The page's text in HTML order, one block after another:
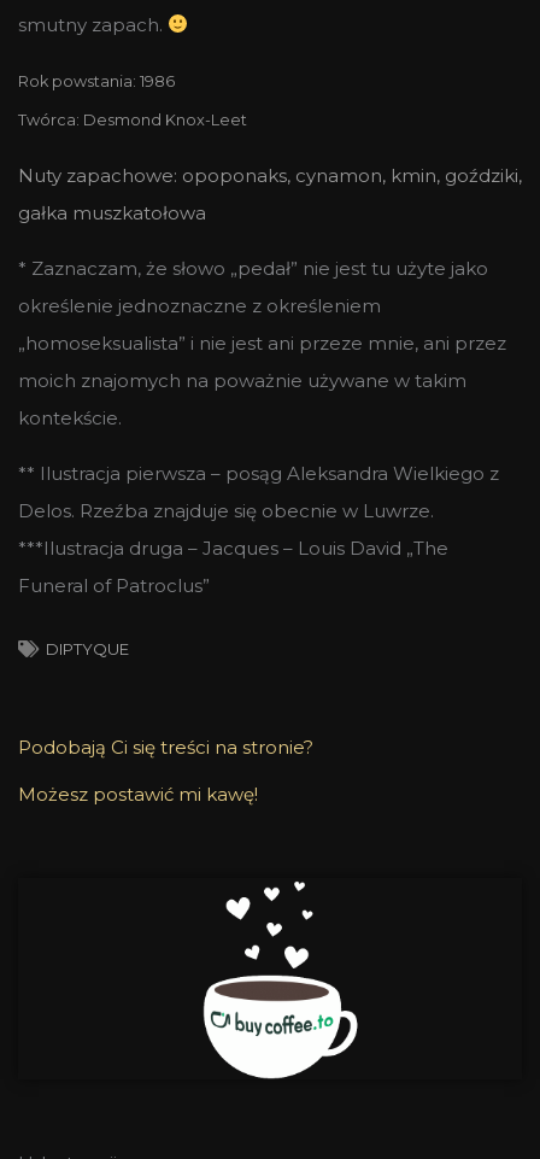
smutny zapach.
Rok powstania: 1986
Twórca: Desmond Knox-Leet
Nuty zapachowe: opoponaks, cynamon, kmin, goździki,
gałka muszkatołowa
* Zaznaczam, że słowo „pedał” nie jest tu użyte jako
określenie jednoznaczne z określeniem
„homoseksualista” i nie jest ani przeze mnie, ani przez
moich znajomych na poważnie używane w takim
kontekście.
** Ilustracja pierwsza – posąg Aleksandra Wielkiego z
Delos. Rzeźba znajduje się obecnie w Luwrze.
***Ilustracja druga – Jacques – Louis David „The
Funeral of Patroclus”
DIPTYQUE
Podobają Ci się treści na stronie?
Możesz postawić mi kawę!